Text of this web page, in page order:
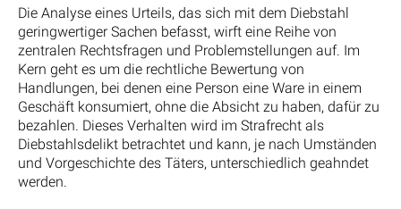
Die Analyse eines Urteils, das sich mit dem Diebstahl
geringwertiger Sachen befasst, wirft eine Reihe von
zentralen Rechtsfragen und Problemstellungen auf. Im
Kern geht es um die rechtliche Bewertung von
Handlungen, bei denen eine Person eine Ware in einem
Geschäft konsumiert, ohne die Absicht zu haben, dafür zu
bezahlen. Dieses Verhalten wird im Strafrecht als
Diebstahlsdelikt betrachtet und kann, je nach Umständen
und Vorgeschichte des Täters, unterschiedlich geahndet
werden.